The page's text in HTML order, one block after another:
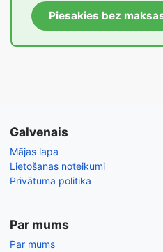
Piesakies bez
Galvenais
Mājas lapa
Lietošanas noteikumi
Privātuma politika
Par mums
Par mums